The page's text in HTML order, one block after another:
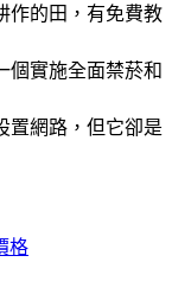
作的田，有免費教
個實施全面禁菸和
置網路，但它卻是
格